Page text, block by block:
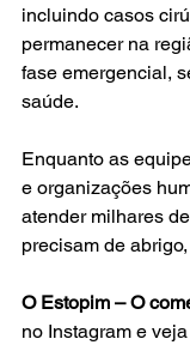
incluindo casos
permanecer na
fase emergencial,
saúde.
Enquanto as
e organizações
atender milhares
precisam de
O Estopim – O
no Instagram e